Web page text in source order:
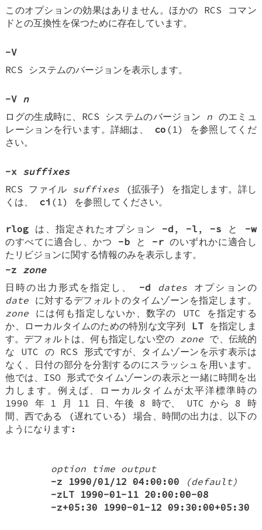
このオプションの効果はありません。ほかの RCS コマン
ドとの互換性を保つために存在しています。
-V
RCS システムのバージョンを表示します。
-V n
ログの生成時に、RCS システムのバージョン n のエミュ
レーションを行います。詳細は、 co (1) を参照してくだ
さい。
-x suffixes
RCS ファイル suffixes (拡張子) を指定します。詳し
くは、 ci (1) を参照してください。
rlog は、指定されたオプション -d , -l , -s と -w
のすべてに適合し、かつ -b と -rのいずれかに適合し
たリビジョンに関する情報のみを表示します。
-z zone
日時の出力形式を指定し、 -d dates オプションの
date に対するデフォルトのタイムゾーンを指定します。
zone には何も指定しないか、数字の UTC を指定する
か、ローカルタイムのための特別な文字列 LTを指定しま
す。デフォルトは、何も指定しない空の zone で、伝統的
な UTC の RCS 形式ですが、タイムゾーンを示す表示は
なく、日付の部分を分割するのにスラッシュを用います。
他では、ISO 形式でタイムゾーンの表示と一緒に時間を出
力します。例えば、ローカルタイムが太平洋標準時の
1990 年 1 月 11 日、午後 8 時で、 UTC から 8 時
間、西である (遅れている) 場合、時間の出力は、以下の
ようになります:
option
time output
-z
1990/01/12 04:00:00
(default)
-zLT 1990-01-11 20:00:00-08
-z+05:30
1990-01-12 09:30:00+05:30